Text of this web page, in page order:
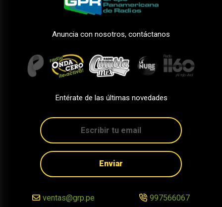
Anuncia con nosotros, contáctanos
Entérate de las últimas novedades
Enviar
ventas@grp.pe 997566067